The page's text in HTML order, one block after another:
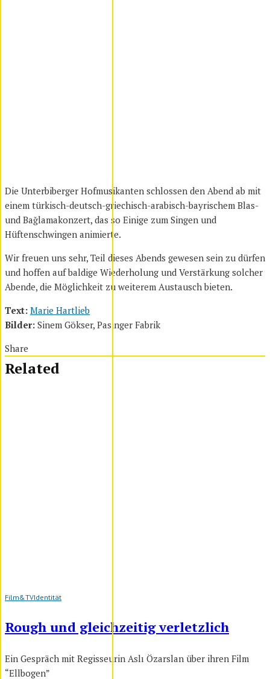
Die Unterbiberger Hofmusikanten schlossen den Abend ab mit
einem türkisch-deutsch-griechisch-arabisch-bayrischem Blas-
und Bağlamakonzert, das so Einige zum Singen und
Hüftenschwingen animierte.
Wir freuen uns sehr, Teil dieses Abends gewesen sein zu dürfen
und hoffen auf baldige Wiederholung und Verstärkung solcher
Abende, die Möglichkeit zu weiterem Austausch bieten.
Text: Marie Hartlieb
Bilder: Sinem Gökser, Pasinger Fabrik
Share
Related
Film&TVIdentität
Rough und gleichzeitig verletzlich
Ein Gespräch mit Regisseurin Aslı Özarslan über ihren Film
“Ellbogen”